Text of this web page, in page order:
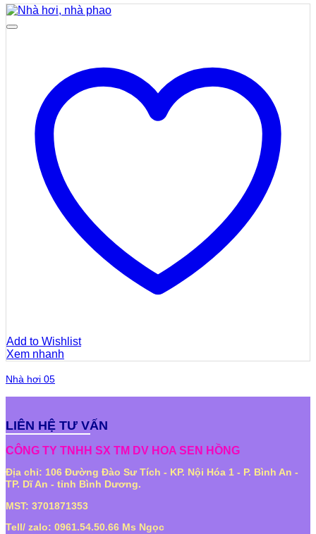
Add to Wishlist
Xem nhanh
Nhà hơi 05
LIÊN HỆ TƯ VẤN
CÔNG TY TNHH SX TM DV HOA SEN HỒNG
Địa chỉ: 106 Đường Đào Sư Tích - KP. Nội Hóa 1 - P. Bình An -
TP. Dĩ An - tỉnh Bình Dương.
MST: 3701871353
Tell/ zalo: 0961.54.50.66 Ms Ngọc